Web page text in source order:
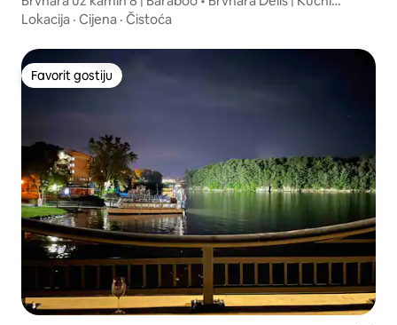
ljubimci su dozvoljeni
Lokacija · Cijena · Čistoća
Favorit gostiju
Favorit gostiju